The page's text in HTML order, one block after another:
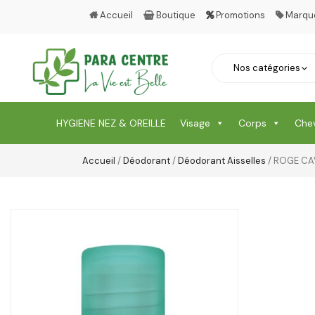
Accueil Boutique Promotions
HYGIENE NEZ & OREILLE Visage Corps
Accueil /Déodorant/Déodorant Aisselles / ROGE